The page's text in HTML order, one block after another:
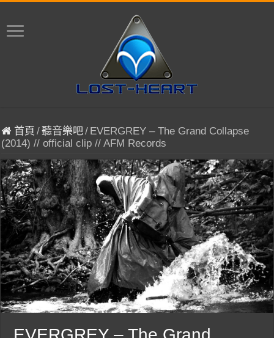
首頁 /聽音樂吧/ EVERGREY – The Grand Collapse
(2014) // official clip // AFM Records